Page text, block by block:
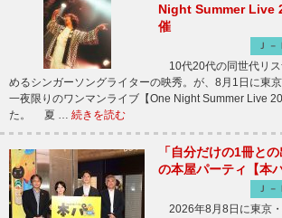
Night Summer Live
催
Ｊ
10代20代の同世代リ
めるシンガーソングライターの映秀。が、8月1日に東
一夜限りのワンマンライブ【One Night Summer Live
た。 夏 … 続きを読む
「自分だけの1冊と
の本屋パーティ【本
Ｊ
2026年8月8日に東京